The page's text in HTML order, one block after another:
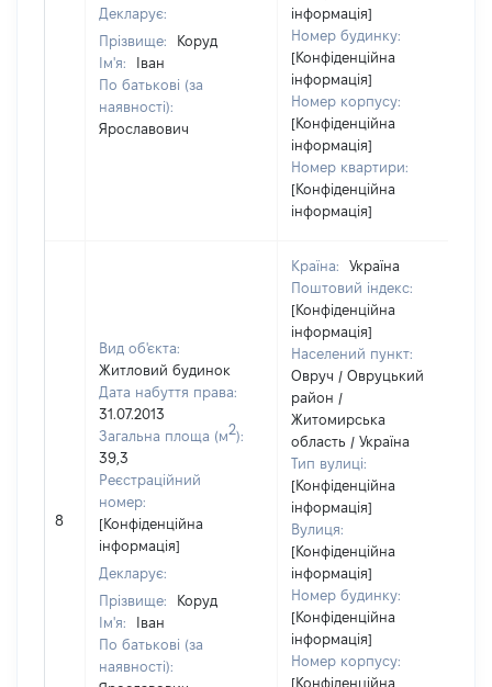
Декларує:
Прізвище:
Коруд
Ім'я:
Іван
По батькові (за
наявності):
Ярославович
інформація]
Номер будинку:
[Конфіденційна
інформація]
Номер корпусу:
[Конфіденційна
інформація]
Номер квартири:
[Конфіденційна
інформація]
8
Вид об'єкта:
Житловий будинок
Дата набуття права:
31.07.2013
Загальна площа (м2):
39,3
Реєстраційний
номер:
[Конфіденційна
інформація]
Декларує:
Прізвище:
Коруд
Ім'я:
Іван
По батькові (за
наявності):
Країна:
Україна
Поштовий індекс:
[Конфіденційна
інформація]
Населений пункт:
Овруч / Овруцький
район /
Житомирська
область / Україна
Тип вулиці:
[Конфіденційна
інформація]
Вулиця:
[Конфіденційна
інформація]
Номер будинку:
[Конфіденційна
інформація]
Номер корпусу:
[Конфіденційна